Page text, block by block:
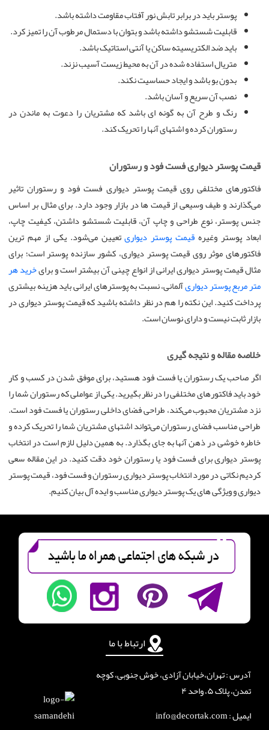
پوستر باید در برابر تابش نور آفتاب مقاومت داشته باشد.
قابلیت شستشو داشته باشد و بتوان با دستمال مرطوب آن را تمیز کرد.
باید ضد الکتریسیته ساکن یا آنتی استاتیک باشد.
متریال استفاده شده در آن به محیط زیست آسیب نزند.
بدون بو باشد و ایجاد حساسیت نکند.
نصب آن سریع و آسان باشد.
رنگ و طرح آن به گونه ای باشد که مشتریان را دعوت به ماندن در
رستوران کرده و اشتهای آنها را تحریک کند.
قیمت پوستر دیواری فست فود و رستوران
فاکتورهای مختلفی روی قیمت پوستر دیواری فست فود و رستوران تاثیر
می‌گذارند و طیف وسیعی از قیمت ها در بازار وجود دارد. برای مثال بر اساس
جنس پوستر، نوع طراحی و چاپ آن، قابلیت شستشو داشتن، کیفیت چاپ،
ابعاد پوستر وغیره قیمت پوستر دیواریتعیین می‌شود. یکی از مهم ترین
فاکتورهای موثر روی قیمت پوستر دیواری، کشور سازنده پوستر است؛ برای
مثال قیمت پوستر دیواری ایرانی از انواع چینی آن بیشتر است و برایخرید هر
متر مربع پوستر دیواریآلمانی، نسبت به پوسترهای ایرانی باید هزینه بیشتری
پرداخت کنید. این نکته را هم در نظر داشته باشید که قیمت پوستر دیواری در
بازار ثابت نیست و دارای نوسان است.
خلاصه مقاله و نتیجه گیری
اگر صاحب یک رستوران یا فست فود هستید، برای موفق شدن در کسب و کار
خود باید فاکتورهای مختلفی را در نظر بگیرید. یکی از عواملی که رستوران شما را
نزد مشتریان محبوب می‌کند، طراحی فضای داخلی رستوران یا فست فود است.
طراحی مناسب فضای رستوران می‌تواند اشتهای مشتریان شما را تحریک کرده و
خاطره خوشی در ذهن آنها به جای بگذارد. به همین دلیل لازم است در انتخاب
پوستر دیواری برای فست فود یا رستوران خود دقت کنید. در این مقاله سعی
کردیم نکاتی در مورد انتخاب پوستر دیواری رستوران و فست فود، قیمت پوستر
دیواری و ویژگی های یک پوستر دیواری مناسب و ایده آل بیان کنیم.
ارتباط با ما
آدرس : تهران،خیابان آزادی، خوش جنوبی، کوچه
تمدن، پلاک ۵، واحد ۴
ایمیل : info@decortak.com